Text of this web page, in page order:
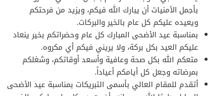
بأجمل الأمنيات أن يبارك الله فيكم، ويزيد من فرحتكم
ويعيده عليكم كل عام بالخير والبركات.
بمناسبة عيد الأضحى المبارك كل عام وحضراتكم بخير ينعاد
عليكم العيد بكل بركة، ولا يريني فيكم أي مكروه.
متعكم الله بكل صحة وعافية وأسعد أوقاتكم، وشغلكم
بمرضاته وجعل كل أيامكم أعياداً.
أتقدم للمقام العالي بأسمى التبريكات بمناسبة عيد الأضحى